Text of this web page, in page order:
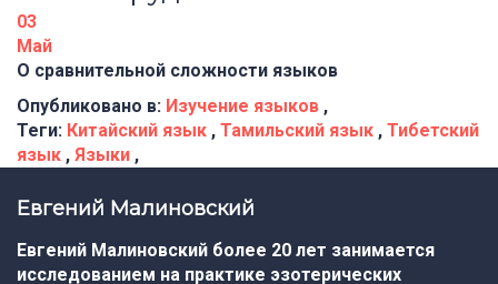
03
Май
О сравнительной сложности языков
Опубликовано в: Изучение языков ,
Теги: Китайский язык , Тамильский язык , Тибетский
язык , Языки ,
Евгений Малиновский
Евгений Малиновский более 20 лет занимается
исследованием на практике эзотерических